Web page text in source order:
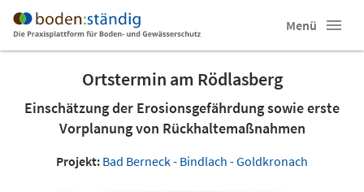
Menü
Ortstermin am Rödlasberg
Einschätzung der Erosionsgefährdung sowie erste
Vorplanung von Rückhaltemaßnahmen
Projekt: Bad Berneck - Bindlach - Goldkronach